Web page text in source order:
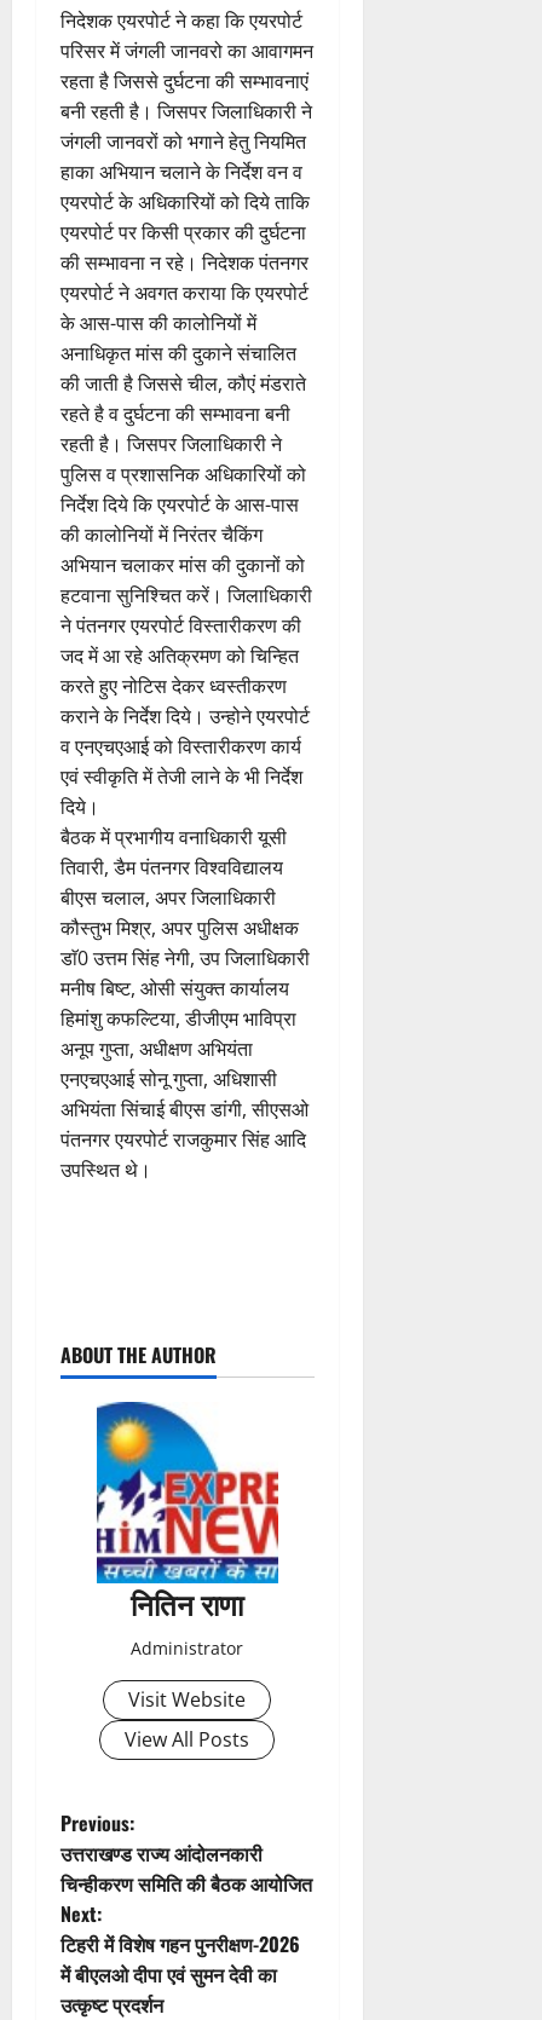
निदेशक एयरपोर्ट ने कहा कि एयरपोर्ट
परिसर में जंगली जानवरो का आवागमन
रहता है जिससे दुर्घटना की सम्भावनाएं
बनी रहती है। जिसपर जिलाधिकारी ने
जंगली जानवरों को भगाने हेतु नियमित
हाका अभियान चलाने के निर्देश वन व
एयरपोर्ट के अधिकारियों को दिये ताकि
एयरपोर्ट पर किसी प्रकार की दुर्घटना
की सम्भावना न रहे। निदेशक पंतनगर
एयरपोर्ट ने अवगत कराया कि एयरपोर्ट
के आस-पास की कालोनियों में
अनाधिकृत मांस की दुकाने संचालित
की जाती है जिससे चील, कौएं मंडराते
रहते है व दुर्घटना की सम्भावना बनी
रहती है। जिसपर जिलाधिकारी ने
पुलिस व प्रशासनिक अधिकारियों को
निर्देश दिये कि एयरपोर्ट के आस-पास
की कालोनियों में निरंतर चैकिंग
अभियान चलाकर मांस की दुकानों को
हटवाना सुनिश्चित करें। जिलाधिकारी
ने पंतनगर एयरपोर्ट विस्तारीकरण की
जद में आ रहे अतिक्रमण को चिन्हित
करते हुए नोटिस देकर ध्वस्तीकरण
कराने के निर्देश दिये। उन्होने एयरपोर्ट
व एनएचएआई को विस्तारीकरण कार्य
एवं स्वीकृति में तेजी लाने के भी निर्देश
दिये।
बैठक में प्रभागीय वनाधिकारी यूसी
तिवारी, डैम पंतनगर विश्वविद्यालय
बीएस चलाल, अपर जिलाधिकारी
कौस्तुभ मिश्र, अपर पुलिस अधीक्षक
डाॅ0 उत्तम सिंह नेगी, उप जिलाधिकारी
मनीष बिष्ट, ओसी संयुक्त कार्यालय
हिमांशु कफल्टिया, डीजीएम भाविप्रा
अनूप गुप्ता, अधीक्षण अभियंता
एनएचएआई सोनू गुप्ता, अधिशासी
अभियंता सिंचाई बीएस डांगी, सीएसओ
पंतनगर एयरपोर्ट राजकुमार सिंह आदि
उपस्थित थे।
o
t
i
o
n
ABOUT THE AUTHOR
नितिन राणा
Administrator
Visit Website
View All Posts
P
o
s
t
Previous:
उत्तराखण्ड राज्य आंदोलनकारी
चिन्हीकरण समिति की बैठक आयोजित
Next:
टिहरी में विशेष गहन पुनरीक्षण-2026
में बीएलओ दीपा एवं सुमन देवी का
उत्कृष्ट प्रदर्शन